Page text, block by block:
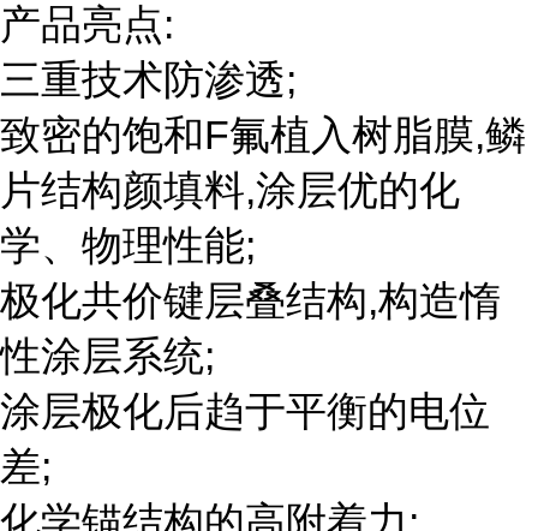
产品亮点:
三重技术防渗透;
致密的饱和F氟植入树脂膜,鳞
片结构颜填料,涂层优的化
学、物理性能;
极化共价键层叠结构,构造惰
性涂层系统;
涂层极化后趋于平衡的电位
差;
化学锚结构的高附着力;